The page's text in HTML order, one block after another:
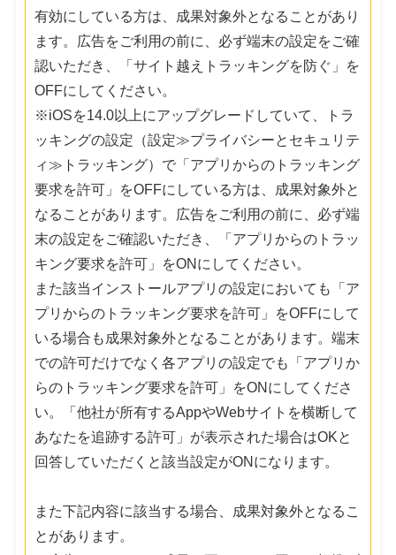
有効にしている方は、成果対象外となることがあり
ます。広告をご利用の前に、必ず端末の設定をご確
認いただき、「サイト越えトラッキングを防ぐ」を
OFFにしてください。
※iOSを14.0以上にアップグレードしていて、トラ
ッキングの設定（設定≫プライバシーとセキュリテ
ィ≫トラッキング）で「アプリからのトラッキング
要求を許可」をOFFにしている方は、成果対象外と
なることがあります。広告をご利用の前に、必ず端
末の設定をご確認いただき、「アプリからのトラッ
キング要求を許可」をONにしてください。
また該当インストールアプリの設定においても「ア
プリからのトラッキング要求を許可」をOFFにして
いる場合も成果対象外となることがあります。端末
での許可だけでなく各アプリの設定でも「アプリか
らのトラッキング要求を許可」をONにしてくださ
い。「他社が所有するAppやWebサイトを横断して
あなたを追跡する許可」が表示された場合はOKと
回答していただくと該当設定がONになります。
また下記内容に該当する場合、成果対象外となるこ
とがあります。